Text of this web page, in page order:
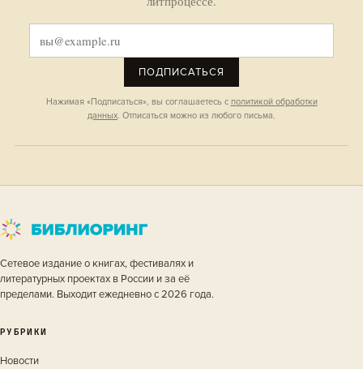
ПОДПИСАТЬСЯ
Нажимая «Подписаться», вы соглашаетесь с политикой обработки
данных. Отписаться можно из любого письма.
Сетевое издание о книгах, фестивалях и
литературных проектах в России и за её
пределами. Выходит ежедневно с 2026 года.
РУБРИКИ
Новости